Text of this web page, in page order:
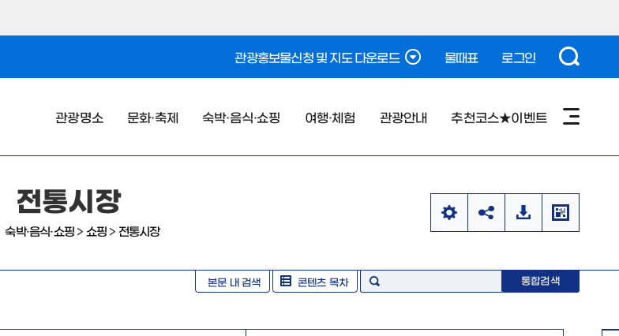
관광홍보물신청 및 지도 다운로드 물때표 로그인
관광명소 문화·축제 숙박·음식·쇼핑 여행·체험 관광안내 추천코스★이벤트
전통시장
숙박·음식·쇼핑> 쇼핑 > 전통시장
본문 내 검색 콘텐츠 목차 통합검색